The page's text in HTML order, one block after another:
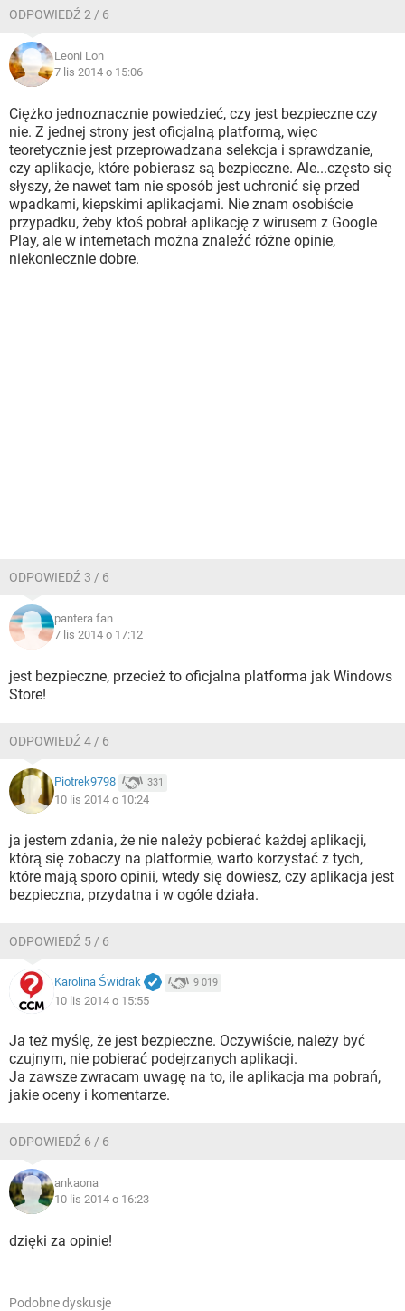
ODPOWIEDŹ 2 / 6
Leoni Lon
7 lis 2014 o 15:06
Ciężko jednoznacznie powiedzieć, czy jest bezpieczne czy
nie. Z jednej strony jest oficjalną platformą, więc
teoretycznie jest przeprowadzana selekcja i sprawdzanie,
czy aplikacje, które pobierasz są bezpieczne. Ale...często się
słyszy, że nawet tam nie sposób jest uchronić się przed
wpadkami, kiepskimi aplikacjami. Nie znam osobiście
przypadku, żeby ktoś pobrał aplikację z wirusem z Google
Play, ale w internetach można znaleźć różne opinie,
niekoniecznie dobre.
ODPOWIEDŹ 3 / 6
pantera fan
7 lis 2014 o 17:12
jest bezpieczne, przecież to oficjalna platforma jak Windows
Store!
ODPOWIEDŹ 4 / 6
Piotrek9798 331
10 lis 2014 o 10:24
ja jestem zdania, że nie należy pobierać każdej aplikacji,
którą się zobaczy na platformie, warto korzystać z tych,
które mają sporo opinii, wtedy się dowiesz, czy aplikacja jest
bezpieczna, przydatna i w ogóle działa.
ODPOWIEDŹ 5 / 6
Karolina Świdrak 9 019
10 lis 2014 o 15:55
Ja też myślę, że jest bezpieczne. Oczywiście, należy być
czujnym, nie pobierać podejrzanych aplikacji.
Ja zawsze zwracam uwagę na to, ile aplikacja ma pobrań,
jakie oceny i komentarze.
ODPOWIEDŹ 6 / 6
ankaona
10 lis 2014 o 16:23
dzięki za opinie!
Podobne dyskusje